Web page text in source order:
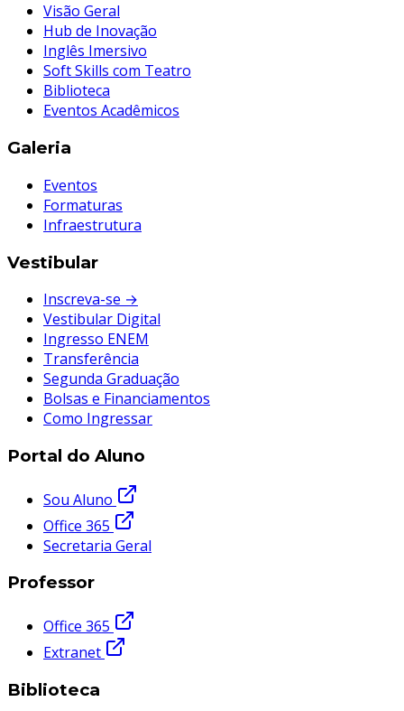
Visão Geral
Hub de Inovação
Inglês Imersivo
Soft Skills com Teatro
Biblioteca
Eventos Acadêmicos
Galeria
Eventos
Formaturas
Infraestrutura
Vestibular
Inscreva-se →
Vestibular Digital
Ingresso ENEM
Transferência
Segunda Graduação
Bolsas e Financiamentos
Como Ingressar
Portal do Aluno
Sou Aluno
Office 365
Secretaria Geral
Professor
Office 365
Extranet
Biblioteca